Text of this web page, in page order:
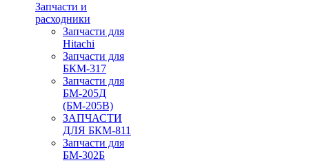
Запчасти и
расходники
Запчасти для
Hitachi
Запчасти для
БКМ-317
Запчасти для
БМ-205Д
(БМ-205В)
ЗАПЧАСТИ
ДЛЯ БКМ-811
Запчасти для
БМ-302Б